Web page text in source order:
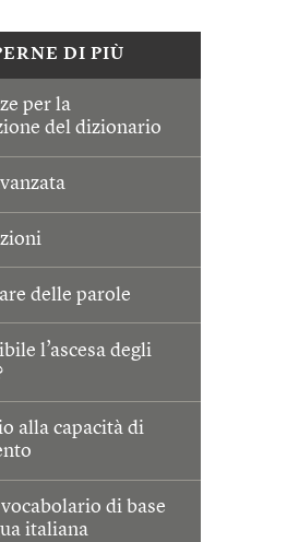
DI PIÙ
per la
del dizionario
delle parole
l’ascesa degli
alla capacità di
di base
italiana